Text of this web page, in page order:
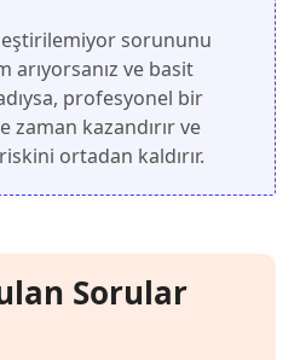
sorununu
arıyorsanız ve basit
profesyonel bir
zaman kazandırır ve
ortadan kaldırır.
Sorular